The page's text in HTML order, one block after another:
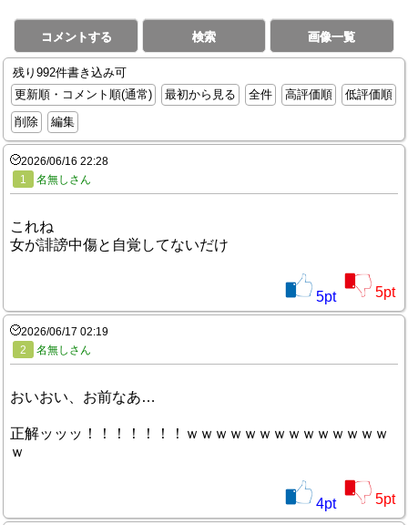
コメントする 検索 画像一覧
残り992件書き込み可
更新順・コメント順(通常)
最初から見る 全件 高評価順
低評価順
削除
編集
2026/06/16 22:28
1
名無しさん
これね
女が誹謗中傷と自覚してないだけ
5pt 5pt
2026/06/17 02:19
2
名無しさん
おいおい、お前なあ…
正解ッッッ！！！！！！！ｗｗｗｗｗｗｗｗｗｗｗｗｗｗ
ｗ
4pt 5pt